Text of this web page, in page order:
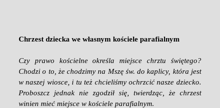
Chrzest dziecka we własnym kościele parafialnym
Czy prawo kościelne określa miejsce chrztu świętego?
Chodzi o to, że chodzimy na Mszę św. do kaplicy, która jest
w naszej wiosce, i tu też chcieliśmy ochrzcić nasze dziecko.
Proboszcz jednak nie zgodził się, twierdząc, że chrzest
winien mieć miejsce w kościele parafialnym.